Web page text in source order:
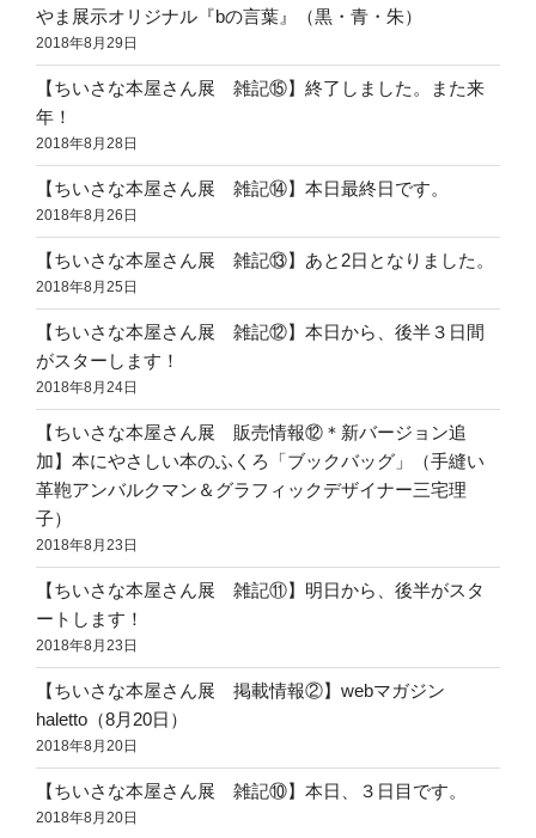
やま展示オリジナル『bの言葉』（黒・青・朱）
2018年8月29日
【ちいさな本屋さん展 雑記⑮】終了しました。また来
年！
2018年8月28日
【ちいさな本屋さん展 雑記⑭】本日最終日です。
2018年8月26日
【ちいさな本屋さん展 雑記⑬】あと2日となりました。
2018年8月25日
【ちいさな本屋さん展 雑記⑫】本日から、後半３日間
がスターします！
2018年8月24日
【ちいさな本屋さん展 販売情報⑫＊新バージョン追
加】本にやさしい本のふくろ「ブックバッグ」（手縫い
革鞄アンバルクマン＆グラフィックデザイナー三宅理
子）
2018年8月23日
【ちいさな本屋さん展 雑記⑪】明日から、後半がスタ
ートします！
2018年8月23日
【ちいさな本屋さん展 掲載情報②】webマガジン
haletto（8月20日）
2018年8月20日
【ちいさな本屋さん展 雑記⑩】本日、３日目です。
2018年8月20日